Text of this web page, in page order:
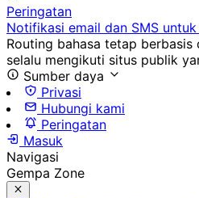
Peringatan
Notifikasi email dan SMS
Routing bahasa tetap berbasis
selalu mengikuti situs publik
Sumber daya
Privasi
Hubungi kami
Peringatan
Masuk
Navigasi
Gempa Zone